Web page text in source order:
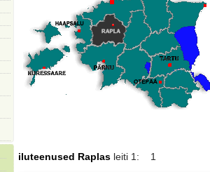
iluteenused Raplas leiti 1: 1